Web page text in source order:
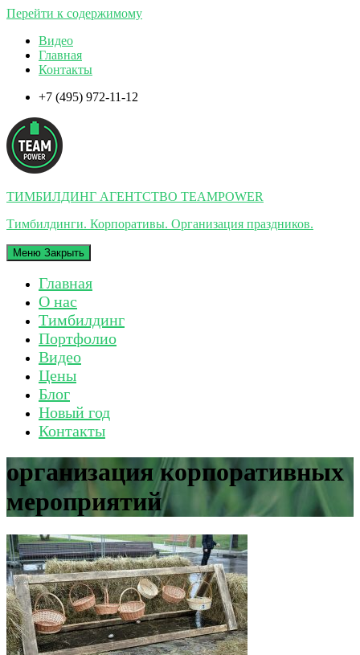
Перейти к содержимому
Видео
Главная
Контакты
+7 (495) 972-11-12
ТИМБИЛДИНГ АГЕНТСТВО TEAMPOWER
Тимбилдинги. Корпоративы. Организация праздников.
Меню Закрыть
Главная
О нас
Тимбилдинг
Портфолио
Видео
Цены
Блог
Новый год
Контакты
организация корпоративных
мероприятий